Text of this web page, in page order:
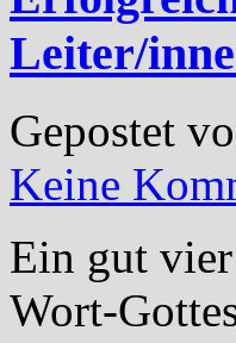
Leiter/
Gepostet
Keine
Ein gut
Wort-